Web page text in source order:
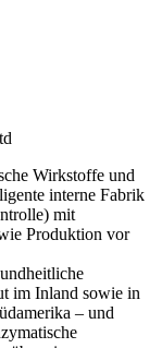
Wirkstoffe und
interne Fabrik
mit
Produktion vor
im Inland sowie in
– und